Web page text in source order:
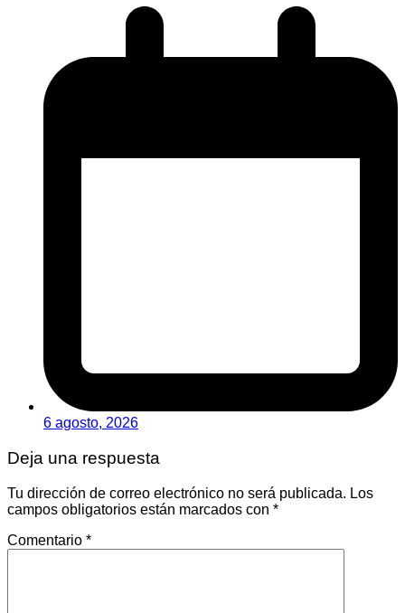
6 agosto, 2026
Deja una respuesta
Tu dirección de correo electrónico no será publicada. Los
campos obligatorios están marcados con *
Comentario *